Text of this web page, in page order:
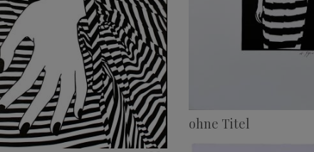
ohne Titel